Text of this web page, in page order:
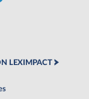
LEXIMPACT